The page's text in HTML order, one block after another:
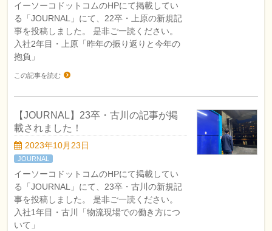
イーソーコドットコムのHPにて掲載してい
る「JOURNAL」にて、22卒・上原の新規記
事を投稿しました。 是非ご一読ください。
入社2年目・上原「昨年の振り返りと今年の
抱負」
この記事を読む
【JOURNAL】23卒・古川の記事が掲
載されました！
2023年10月23日
JOURNAL
イーソーコドットコムのHPにて掲載してい
る「JOURNAL」にて、23卒・古川の新規記
事を投稿しました。 是非ご一読ください。
入社1年目・古川「物流現場での働き方につ
いて」